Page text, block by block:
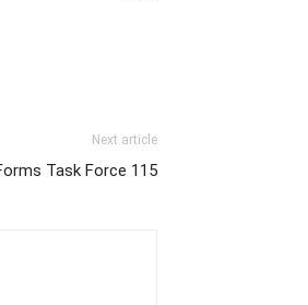
Next article
Task Force 115